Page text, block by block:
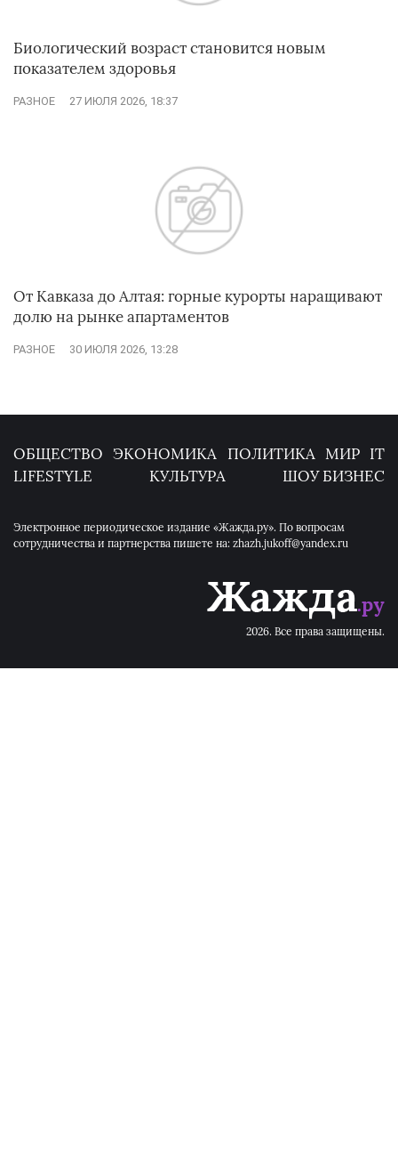
Биологический возраст становится новым
показателем здоровья
РАЗНОЕ 27 ИЮЛЯ 2026, 18:37
От Кавказа до Алтая: горные курорты наращивают
долю на рынке апартаментов
РАЗНОЕ 30 ИЮЛЯ 2026, 13:28
ОБЩЕСТВО ЭКОНОМИКА ПОЛИТИКА МИР IT
LIFESTYLE
КУЛЬТУРА ШОУ БИЗНЕС
Электронное периодическое издание «Жажда.ру». По вопросам
сотрудничества и партнерства пишете на: zhazh.jukoff@yandex.ru
2026. Все права защищены.